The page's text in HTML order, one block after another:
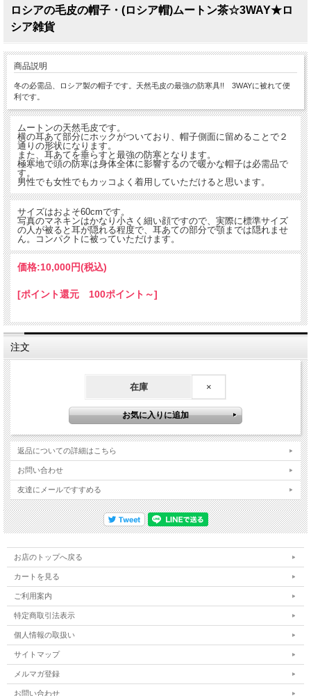
ロシアの毛皮の帽子・(ロシア帽)ムートン茶☆3WAY★ロ
シア雑貨
商品説明
冬の必需品、ロシア製の帽子です。天然毛皮の最強の防寒具!! 3WAYに被れて便
利です。
ムートンの天然毛皮です。
横の耳あて部分にホックがついており、帽子側面に留めることで２
通りの形状になります。
また、耳あてを垂らすと最強の防寒となります。
極寒地で頭の防寒は身体全体に影響するので暖かな帽子は必需品で
す。
男性でも女性でもカッコよく着用していただけると思います。
サイズはおよそ60cmです。
写真のマネキンはかなり小さく細い顔ですので、実際に標準サイズ
の人が被ると耳が隠れる程度で、耳あての部分で顎までは隠れませ
ん。コンパクトに被っていただけます。
価格:10,000円(税込)
[ポイント還元 100ポイント～]
注文
在庫 ×
返品についての詳細はこちら
お問い合わせ
友達にメールですすめる
お店のトップへ戻る
カートを見る
ご利用案内
特定商取引法表示
個人情報の取扱い
サイトマップ
メルマガ登録
お問い合わせ